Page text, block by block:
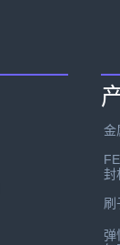
金
封
刷
弹